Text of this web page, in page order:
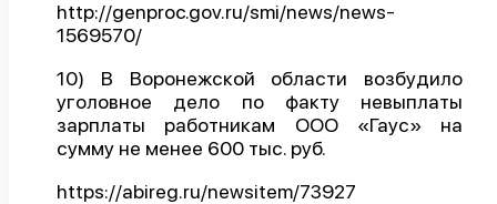
http://genproc.gov.ru/smi/news/news-
1569570/
10) В Воронежской области возбудило
уголовное дело по факту невыплаты
зарплаты работникам ООО «Гаус» на
сумму не менее 600 тыс. руб.
https://abireg.ru/newsitem/73927